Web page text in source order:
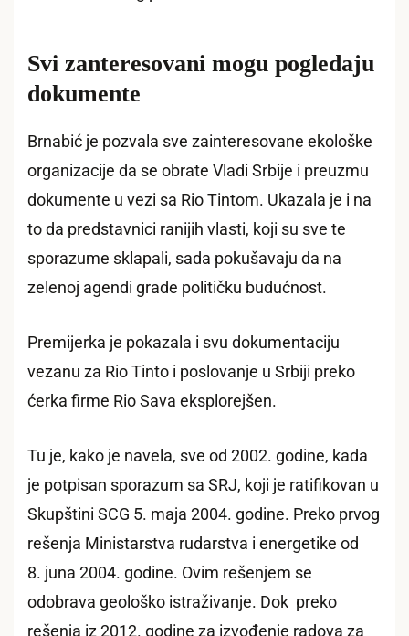
Svi zanteresovani mogu pogledaju
dokumente
Brnabić je pozvala sve zainteresovane ekološke
organizacije da se obrate Vladi Srbije i preuzmu
dokumente u vezi sa Rio Tintom. Ukazala je i na
to da predstavnici ranijih vlasti, koji su sve te
sporazume sklapali, sada pokušavaju da na
zelenoj agendi grade političku budućnost.
Premijerka je pokazala i svu dokumentaciju
vezanu za Rio Tinto i poslovanje u Srbiji preko
ćerka firme Rio Sava eksplorejšen.
Tu je, kako je navela, sve od 2002. godine, kada
je potpisan sporazum sa SRJ, koji je ratifikovan u
Skupštini SCG 5. maja 2004. godine. Preko prvog
rešenja Ministarstva rudarstva i energetike od
8. juna 2004. godine. Ovim rešenjem se
odobrava geološko istraživanje. Dok preko
rešenja iz 2012. godine za izvođenje radova za